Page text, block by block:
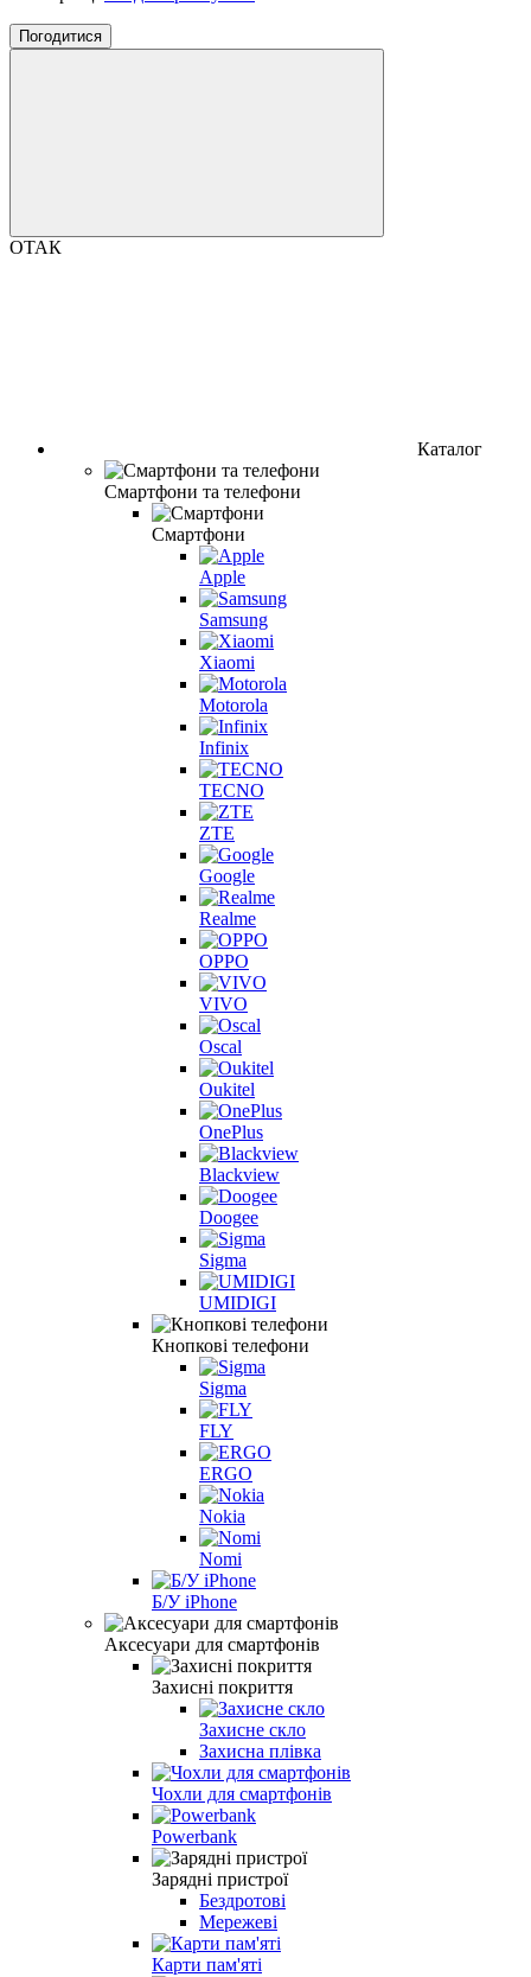
Погодитися
ОТАК
Каталог
Смартфони та телефони
Смартфони
Apple
Samsung
Xiaomi
Motorola
Infinix
TECNO
ZTE
Google
Realme
OPPO
VIVO
Oscal
Oukitel
OnePlus
Blackview
Doogee
Sigma
UMIDIGI
Кнопкові телефони
Sigma
FLY
ERGO
Nokia
Nomi
Б/У iPhone
Аксесуари для смартфонів
Захисні покриття
Захисне скло
Захисна плівка
Чохли для смартфонів
Powerbank
Зарядні пристрої
Бездротові
Мережеві
Карти пам'яті